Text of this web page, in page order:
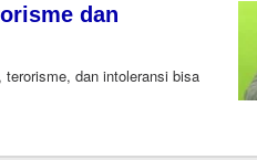
dan
dan intoleransi bisa